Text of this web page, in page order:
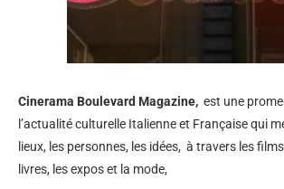
Cinerama Boulevard Magazine, est une
l’actualité culturelle Italienne et Française qui
lieux, les personnes, les idées, à travers les
livres, les expos et la mode,